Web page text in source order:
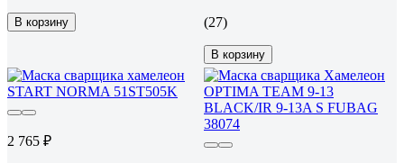
В корзину
(27)
В корзину
2 765 ₽